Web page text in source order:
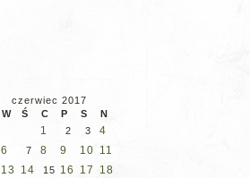
czerwiec 2017
W Ś C P S N
1 2 3
4
6 7 8 9 10 11
13 14 15 16 17 18